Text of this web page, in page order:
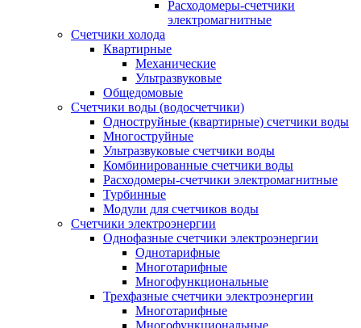
Расходомеры-счетчики
электромагнитные
Счетчики холода
Квартирные
Механические
Ультразвуковые
Общедомовые
Счетчики воды (водосчетчики)
Одноструйные (квартирные) счетчики воды
Многоструйные
Ультразвуковые счетчики воды
Комбинированные счетчики воды
Расходомеры-счетчики электромагнитные
Турбинные
Модули для счетчиков воды
Счетчики электроэнергии
Однофазные счетчики электроэнергии
Однотарифные
Многотарифные
Многофункциональные
Трехфазные счетчики электроэнергии
Многотарифные
Многофункциональные